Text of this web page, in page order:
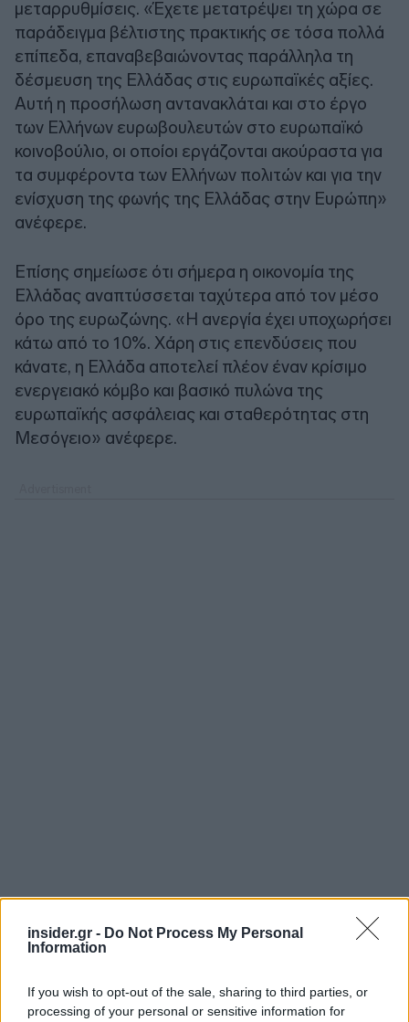
insider.gr - Do Not Process My Personal
Information
If you wish to opt-out of the sale, sharing to third parties, or
processing of your personal or sensitive information for
μεταρρυθμίσεις. «Έχετε μετατρέψει τη χώρα σε
παράδειγμα βέλτιστης πρακτικής σε τόσα πολλά
επίπεδα, επαναβεβαιώνοντας παράλληλα τη
δέσμευση της Ελλάδας στις ευρωπαϊκές αξίες.
Αυτή η προσήλωση αντανακλάται και στο έργο
των Ελλήνων ευρωβουλευτών στο ευρωπαϊκό
κοινοβούλιο, οι οποίοι εργάζονται ακούραστα για
τα συμφέροντα των Ελλήνων πολιτών και για την
ενίσχυση της φωνής της Ελλάδας στην Ευρώπη»
ανέφερε.
Επίσης σημείωσε ότι σήμερα η οικονομία της
Ελλάδας αναπτύσσεται ταχύτερα από τον μέσο
όρο της ευρωζώνης. «Η ανεργία έχει υποχωρήσει
κάτω από το 10%. Χάρη στις επενδύσεις που
κάνατε, η Ελλάδα αποτελεί πλέον έναν κρίσιμο
ενεργειακό κόμβο και βασικό πυλώνα της
ευρωπαϊκής ασφάλειας και σταθερότητας στη
Μεσόγειο» ανέφερε.